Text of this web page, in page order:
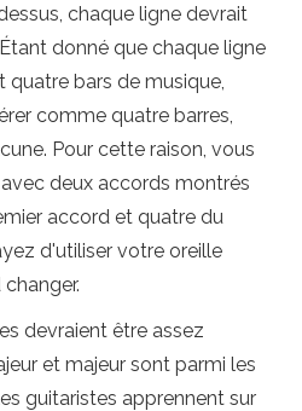
chaque ligne devrait
donné que chaque ligne
bars de musique,
comme quatre barres,
Pour cette raison, vous
deux accords montrés
accord et quatre du
d'utiliser votre oreille
devraient être assez
et majeur sont parmi les
guitaristes apprennent sur